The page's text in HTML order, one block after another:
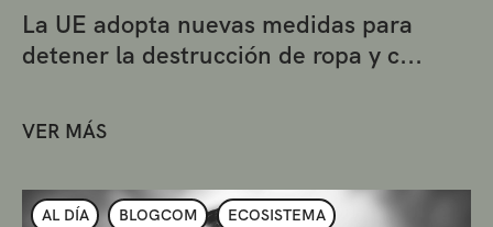
La UE adopta nuevas medidas para
detener la destrucción de ropa y c...
VER MÁS
AL DÍA BLOGCOM ECOSISTEMA